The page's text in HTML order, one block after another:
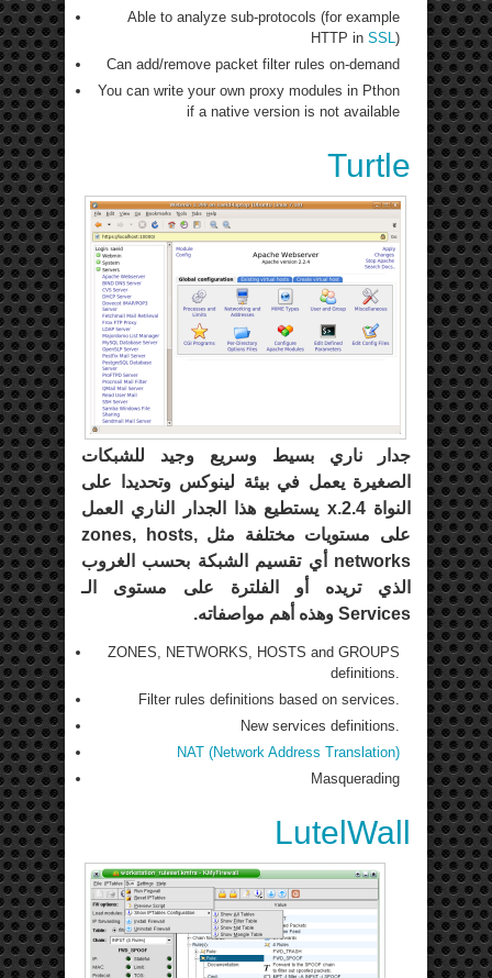
Able to analyze sub-protocols (for example
HTTP in SSL)
Can add/remove packet filter rules on-demand
You can write your own proxy modules in Pthon
if a native version is not available
Turtle
جدار ناري بسيط وسريع وجيد للشبكات
الصغيرة يعمل في بيئة لينوكس وتحديدا على
النواة 2.4.x يستطيع هذا الجدار الناري العمل
على مستويات مختلفة مثل zones, hosts,
networks أي تقسيم الشبكة بحسب الغروب
الذي تريده أو الفلترة على مستوى الـ
Services وهذه أهم مواصفاته.
ZONES, NETWORKS, HOSTS and GROUPS
definitions.
Filter rules definitions based on services.
New services definitions.
NAT (Network Address Translation)
Masquerading
LutelWall